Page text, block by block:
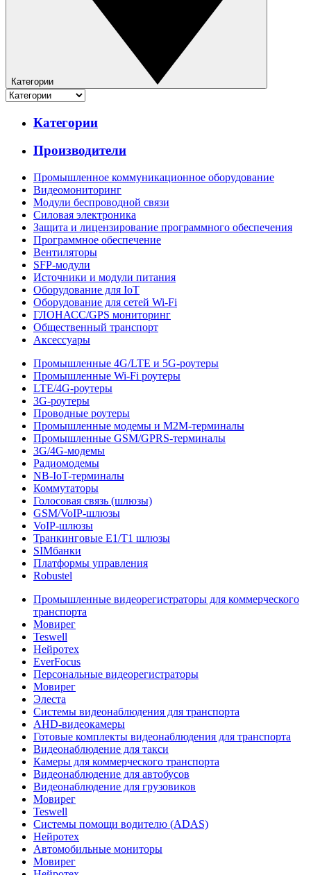
Категории
Категории
Производители
Промышленное коммуникационное оборудование
Видеомониторинг
Модули беспроводной связи
Силовая электроника
Защита и лицензирование программного обеспечения
Программное обеспечение
Вентиляторы
SFP-модули
Источники и модули питания
Оборудование для IoT
Оборудование для сетей Wi-Fi
ГЛОНАСС/GPS мониторинг
Общественный транспорт
Аксессуары
Промышленные 4G/LTE и 5G-роутеры
Промышленные Wi-Fi роутеры
LTE/4G-роутеры
3G-роутеры
Проводные роутеры
Промышленные модемы и M2M-терминалы
Промышленные GSM/GPRS-терминалы
3G/4G-модемы
Радиомодемы
NB-IoT-терминалы
Коммутаторы
Голосовая связь (шлюзы)
GSM/VoIP-шлюзы
VoIP-шлюзы
Транкинговые E1/T1 шлюзы
SIMбанки
Платформы управления
Robustel
Промышленные видеорегистраторы для коммерческого
транспорта
Мовирег
Teswell
Нейротех
EverFocus
Персональные видеорегистраторы
Мовирег
Элеста
Системы видеонаблюдения для транспорта
AHD-видеокамеры
Готовые комплекты видеонаблюдения для транспорта
Видеонаблюдение для такси
Камеры для коммерческого транспорта
Видеонаблюдение для автобусов
Видеонаблюдение для грузовиков
Мовирег
Teswell
Системы помощи водителю (ADAS)
Нейротех
Автомобильные мониторы
Мовирег